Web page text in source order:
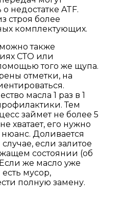
недостатке ATF.
строя более
комплектующих.
также
СТО или
того же щупа.
отметки, на
масла 1 раз в 1
Тем
займет не более 5
хватает, его нужно
нюанс. Доливается
если залитое
состоянии (об
же масло уже
мусор,
полную замену.